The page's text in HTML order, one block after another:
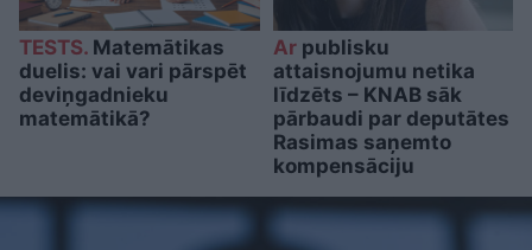
TESTS. Matemātikas
duelis: vai vari pārspēt
deviņgadnieku
matemātikā?
Arpublisku
attaisnojumu netika
līdzēts – KNAB sāk
pārbaudi par deputātes
Rasimas saņemto
kompensāciju